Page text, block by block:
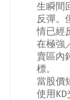
生瞬間
反彈。
情已經
在極強
賣區內
標。
當股價
使用 KD